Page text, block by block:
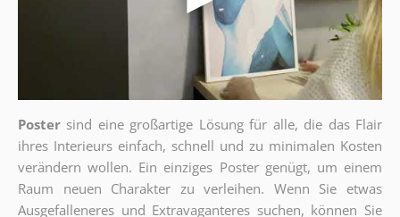
Poster sind eine großartige Lösung für alle, die das Flair
ihres Interieurs einfach, schnell und zu minimalen Kosten
verändern wollen. Ein einziges Poster genügt, um einem
Raum neuen Charakter zu verleihen. Wenn Sie etwas
Ausgefalleneres und Extravaganteres suchen, können Sie